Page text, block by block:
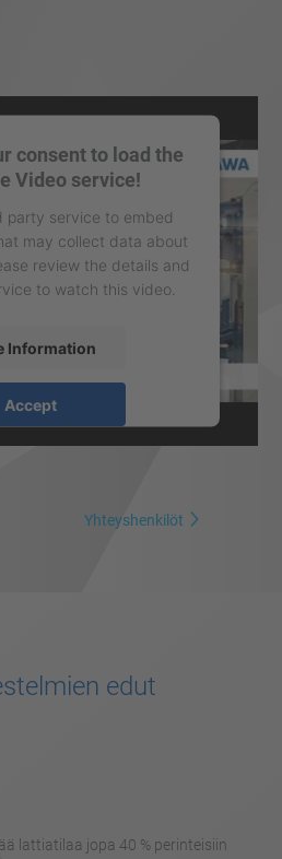
consent to load the
Video service!
party service to embed
may collect data about
review the details and
to watch this video.
Information
Accept
Usercentrics Consent
Yhteyshenkilöt
edut
lattiatilaa jopa 40 % perinteisiin